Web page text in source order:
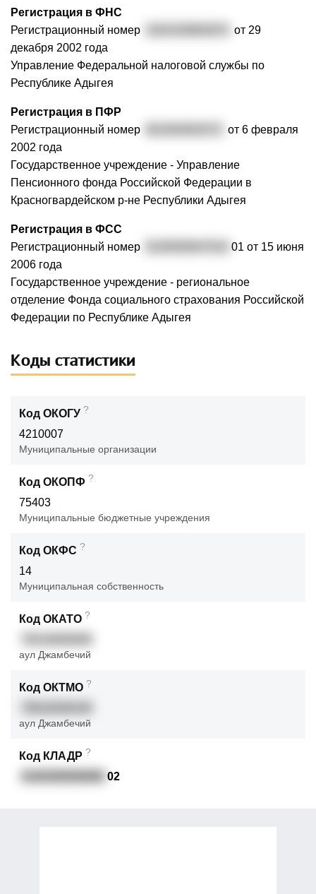
Регистрация в ФНС
Регистрационный номер
от 29
декабря 2002 года
Управление Федеральной налоговой службы по
Республике Адыгея
Регистрация в ПФР
Регистрационный номер
от 6 февраля
2002 года
Государственное учреждение - Управление
Пенсионного фонда Российской Федерации в
Красногвардейском р-не Республики Адыгея
Регистрация в ФСС
Регистрационный номер
01 от 15 июня
2006 года
Государственное учреждение - региональное
отделение Фонда социального страхования Российской
Федерации по Республике Адыгея
Коды статистики
Код ОКОГУ ?
4210007
Муниципальные организации
Код ОКОПФ ?
75403
Муниципальные бюджетные учреждения
Код ОКФС ?
14
Муниципальная собственность
Код ОКАТО ?
аул Джамбечий
Код ОКТМО ?
аул Джамбечий
Код КЛАДР ?
02